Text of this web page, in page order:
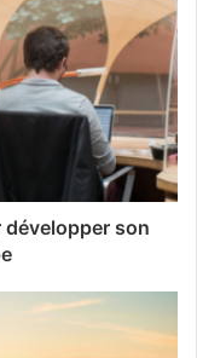
développer son